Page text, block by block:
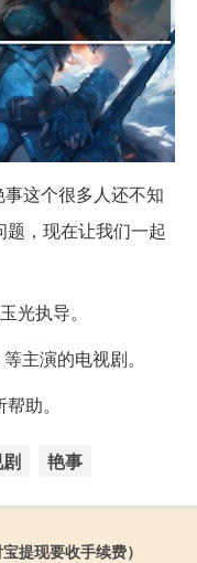
这个很多人还不知
，现在让我们一起
光执导。
主演的电视剧。
助。
艳事
提现要收手续费）